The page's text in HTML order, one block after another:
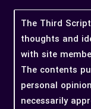
The Third
thoughts and
with site
The contents
personal
necessarily